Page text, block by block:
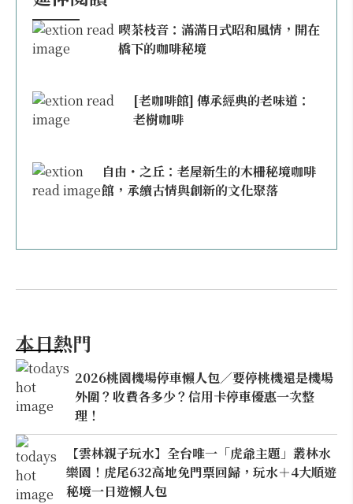
喫茶枝音：滿滿日式昭和風情，開在
橋下的咖啡秘境
[老咖啡館] 傳承經典的老味道：
老樹咖啡
自由・之丘：老屋新生的木柵秘境咖啡
館，承續古情與創新的文化聚落
本日熱門
2026桃園機場停車懶人包／要停桃機還是機場
外圍？收費各多少？信用卡停車優惠一次整
理！
【雲林親子玩水】全台唯一「虎爺主題」叢林水
樂園！虎尾632高地免門票回歸，玩水＋4大順遊
秘境一日遊懶人包